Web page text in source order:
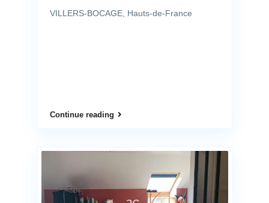
VILLERS-BOCAGE, Hauts-de-France
Continue reading